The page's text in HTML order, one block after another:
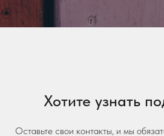
Хотите узнать
Оставьте свои контакты, и мы